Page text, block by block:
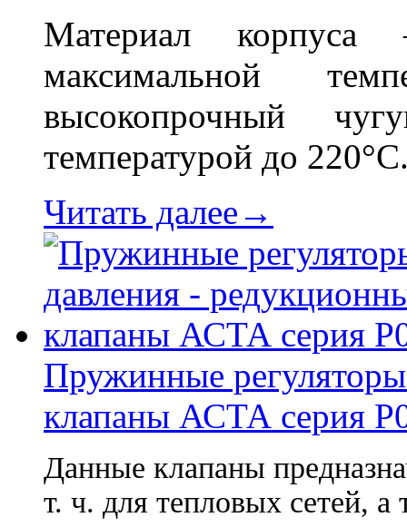
Материал
максимальной
высокопрочный
температурой до
Читать далее→
Пружинные
клапаны АСТА серия
Данные клапаны
т. ч. для тепловых сетей,